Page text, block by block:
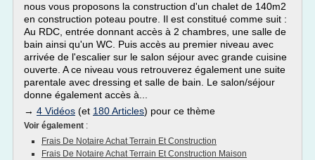
nous vous proposons la construction d'un chalet de 140m2
en construction poteau poutre. Il est constitué comme suit :
Au RDC, entrée donnant accès à 2 chambres, une salle de
bain ainsi qu'un WC. Puis accès au premier niveau avec
arrivée de l'escalier sur le salon séjour avec grande cuisine
ouverte. A ce niveau vous retrouverez également une suite
parentale avec dressing et salle de bain. Le salon/séjour
donne également accès à...
→ 4 Vidéos (et 180 Articles) pour ce thème
Voir également :
Frais De Notaire Achat Terrain Et Construction
Frais De Notaire Achat Terrain Et Construction Maison